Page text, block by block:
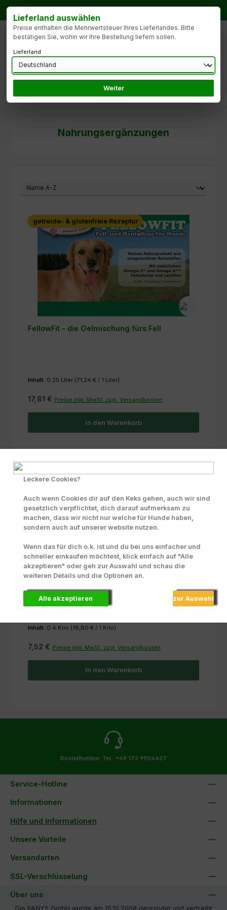
Zum Hauptinhalt springen
Nahrungsergänzungen
getreide- & glutenfreie Rezeptur
FellowFit - die Oelmischung fürs Fell
Inhalt: 0.25 Liter (71,24 € / 1 Liter)
17,81 € Preise inkl. MwSt. zzgl. Versandkosten
In den Warenkorb
Karottenpellets
Inhalt: 0.4 Kilo (18,80 € / 1 Kilo)
7,52 € Preise inkl. MwSt. zzgl. Versandkosten
In den Warenkorb
Bestellhotline: Tel.: +49 172 9904427
Service-Hotline
Informationen
Hilfe und Informationen
Unsere Vorteile
Versandarten
SSL-Verschlüsselung
Über uns
Die PANYS GmbH wurde am 15.10.2008 gegründet und vertreibt
Lieferland auswählen
Preise enthalten die Mehrwertsteuer Ihres Lieferlandes. Bitte
bestätigen Sie, wohin wir Ihre Bestellung liefern sollen.
Lieferland
Weiter
Leckere Cookies?
Auch wenn Cookies dir auf den Keks gehen, auch wir sind
gesetzlich verpflichtet, dich darauf aufmerksam zu
machen, dass wir nicht nur welche für Hunde haben,
sondern auch auf unserer website nutzen.
Wenn das für dich o.k. ist und du bei uns einfacher und
schneller einkaufen möchtest, klick einfach auf "Alle
akzeptieren" oder geh zur Auswahl und schau die
weiteren Details und die Optionen an.
Alle akzeptieren zur Auswahl